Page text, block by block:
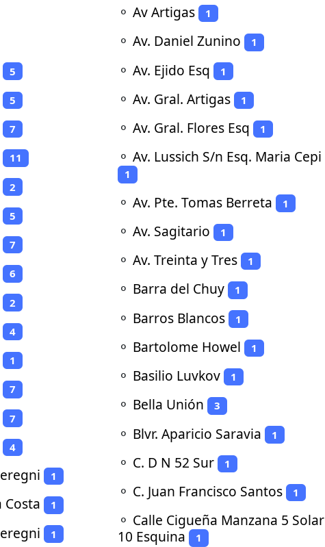
5
5
7
11
2
5
7
6
2
4
1
7
7
4
1
Costa 1
1
⚬ Av Artigas 1
⚬ Av. Daniel Zunino 1
⚬ Av. Ejido Esq 1
⚬ Av. Gral. Artigas 1
⚬ Av. Gral. Flores Esq 1
⚬ Av. Lussich S/n Esq. Maria Cepi
1
⚬ Av. Pte. Tomas Berreta 1
⚬ Av. Sagitario 1
⚬ Av. Treinta y Tres 1
⚬ Barra del Chuy 1
⚬ Barros Blancos 1
⚬ Bartolome Howel 1
⚬ Basilio Luvkov 1
⚬ Bella Unión 3
⚬ Blvr. Aparicio Saravia 1
⚬ C. D N 52 Sur 1
⚬ C. Juan Francisco Santos 1
⚬ Calle Cigueña Manzana 5 Solar
10 Esquina
1